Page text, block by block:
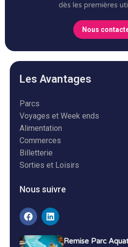
dès les premières
Nous
Les Avantages
Parcs
Voyages et Week ends
Alimentation
Commerces
Billetterie
Sorties et Loisirs
Nous suivre
Remise Parc